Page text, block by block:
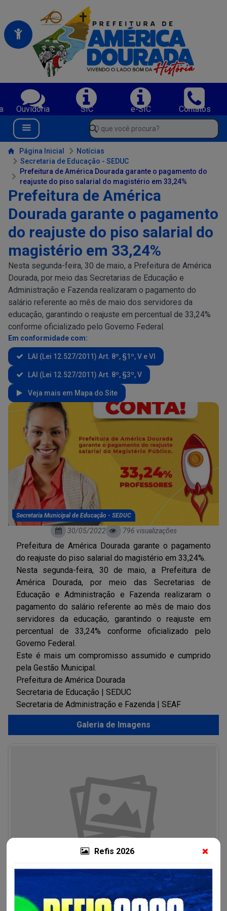
Portal da Prefeitura Municipal de America Dourada-BA
Refis 2026
Serviços da Prefeitura Municipal de America Dourada-BA;
Ouvidoria SIC e-SIC
Contatos
Navegue pelo portal da Prefeitura de America Dourada-BA
Menu Bar
O que você procura?
Conteúdo da Prefeitura de America Dourada-BA
Página Inicial
Notícias
Secretaria de Educação - SEDUC
Prefeitura de América Dourada garante o pagamento do
reajuste do piso salarial do magistério em 33,24%
Prefeitura de América
Dourada garante o pagamento
do reajuste do piso salarial do
magistério em 33,24%
Nesta segunda-feira, 30 de maio, a Prefeitura de América
Dourada, por meio das Secretarias de Educação e
Administração e Fazenda realizaram o pagamento do
salário referente ao mês de maio dos servidores da
educação, garantindo o reajuste em percentual de 33,24%
conforme oficializado pelo Governo Federal.
Em conformidade com:
LAI (Lei 12.527/2011) Art. 8º, §1º, V e VI
LAI (Lei 12.527/2011) Art. 8º, §3º, V
Veja mais em Mapa do Site
Secretaria Municipal de Educação - SEDUC
30/05/2022 796 visualizações
Prefeitura de América Dourada garante o pagamento
do reajuste do piso salarial do magistério em 33,24%.
Nesta segunda-feira, 30 de maio, a Prefeitura de
América Dourada, por meio das Secretarias de
Educação e Administração e Fazenda realizaram o
pagamento do salário referente ao mês de maio dos
servidores da educação, garantindo o reajuste em
percentual de 33,24% conforme oficializado pelo
Governo Federal.
Este é mais um compromisso assumido e cumprido
pela Gestão Municipal.
Prefeitura de América Dourada
Secretaria de Educação | SEDUC
Secretaria de Administração e Fazenda | SEAF
Galeria de Imagens
Compartilhe nas suas redes sociais: